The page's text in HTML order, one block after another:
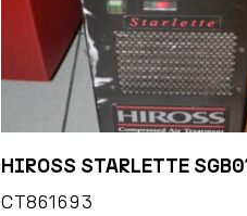
HIROSS STARLETTE
CT861693